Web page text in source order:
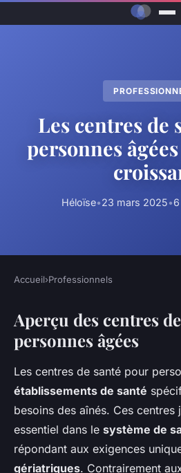
Les centres de
personnes
Héloïse•23 mars 2025•
Accueil›Professionnels
Aperçu des centres
personnes âgées
Les centres de santé pour
établissements de santé
besoins des aînés. Ces centres
essentiel dans le système de
répondant aux exigences
gériatriques. Contrairement